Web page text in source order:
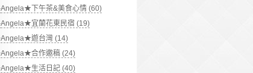
Angela★下午茶&美食心情 (60)
Angela★宜蘭花東民宿 (19)
Angela★遊台灣 (14)
Angela★合作邀稿 (24)
Angela★生活日記 (40)